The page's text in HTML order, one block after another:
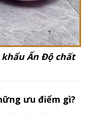
khẩu Ấn Độ chất
ưu điểm gì?